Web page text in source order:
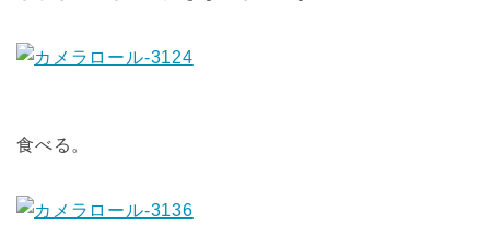
食べる。